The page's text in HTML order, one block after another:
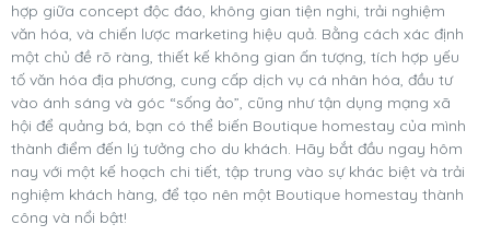
hợp giữa concept độc đáo, không gian tiện nghi, trải nghiệm
văn hóa, và chiến lược marketing hiệu quả. Bằng cách xác định
một chủ đề rõ ràng, thiết kế không gian ấn tượng, tích hợp yếu
tố văn hóa địa phương, cung cấp dịch vụ cá nhân hóa, đầu tư
vào ánh sáng và góc “sống ảo”, cũng như tận dụng mạng xã
hội để quảng bá, bạn có thể biến Boutique homestay của mình
thành điểm đến lý tưởng cho du khách. Hãy bắt đầu ngay hôm
nay với một kế hoạch chi tiết, tập trung vào sự khác biệt và trải
nghiệm khách hàng, để tạo nên một Boutique homestay thành
công và nổi bật!